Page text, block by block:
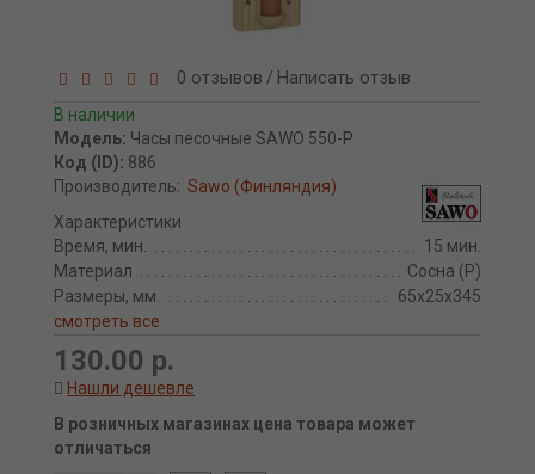
0 отзывов / Написать отзыв
В наличии
Модель: Часы песочные SAWO 550-P
Код (ID): 886
Производитель: Sawo (Финляндия)
Характеристики
Время, мин.
15 мин.
Материал
Сосна (P)
Размеры, мм.
65x25x345
смотреть все
130.00 р.
Нашли дешевле
В розничных магазинах цена товара может
отличаться